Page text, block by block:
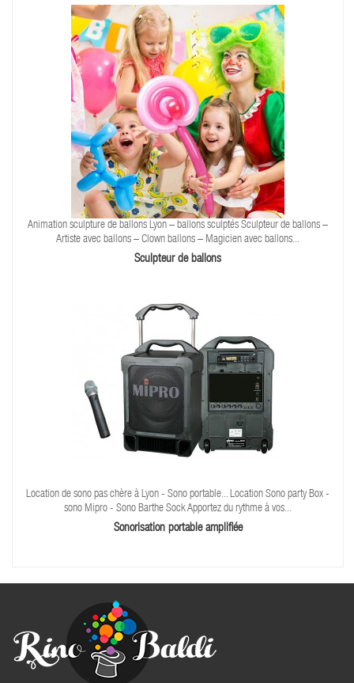
Animation sculpture de ballons Lyon – ballons sculptés Sculpteur de ballons –
Artiste avec ballons – Clown ballons – Magicien avec ballons...
Sculpteur de ballons
Location de sono pas chère à Lyon - Sono portable... Location Sono party Box -
sono Mipro - Sono Barthe Sock Apportez du rythme à vos...
Sonorisation portable amplifiée